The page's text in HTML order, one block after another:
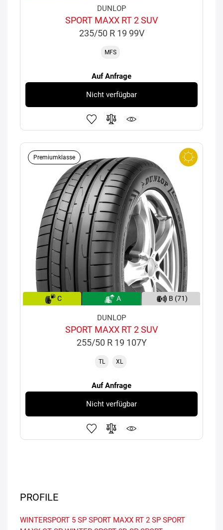
DUNLOP
SPORT MAXX RT 2 SUV
235/50 R 19 99V
MFS
Auf Anfrage
Nicht verfügbar
Premiumklasse
C A B (71)
DUNLOP
SPORT MAXX RT 2 SUV
255/50 R 19 107Y
TL XL
Auf Anfrage
Nicht verfügbar
PROFILE
WINTERSPORT 5 SP SPORT MAXX RT 2 SP SPORT